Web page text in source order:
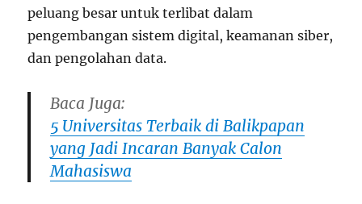
peluang besar untuk terlibat dalam
pengembangan sistem digital, keamanan siber,
dan pengolahan data.
Baca Juga:
5 Universitas Terbaik di Balikpapan
yang Jadi Incaran Banyak Calon
Mahasiswa